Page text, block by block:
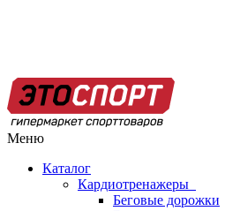
Меню
Каталог
Кардиотренажеры
Беговые дорожки